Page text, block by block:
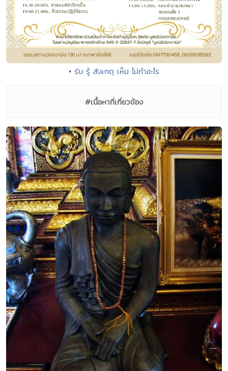
• รับ รู้ สังเกตุ เห็น ไม่ทำอะไร
#เนื้อหาที่เกี่ยวข้อง